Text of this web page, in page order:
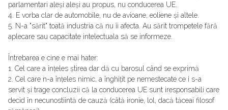
parlamentari aleși aleși au propus, nu conducerea UE.
4. E vorba clar de automobile, nu de avioane, eoliene și altele.
5. N-a "sărit" toată industria că nu îi afecta. Au sărit trompetele fără
aplecare sau capacitate intelectuala să se informeze.
Întrebarea e cine e mai hater:
1. Cel care a înțeles știrea dar dă cu barosul când se exprimă
2. Cel care n-a înțeles nimic, a înghițit pe nemestecate ce i s-a
servit și trage concluzii că la conducerea UE sunt iresponsabili care
decid în necunostiintă de cauză (câtă ironie, lol, dacă tăceai filosof